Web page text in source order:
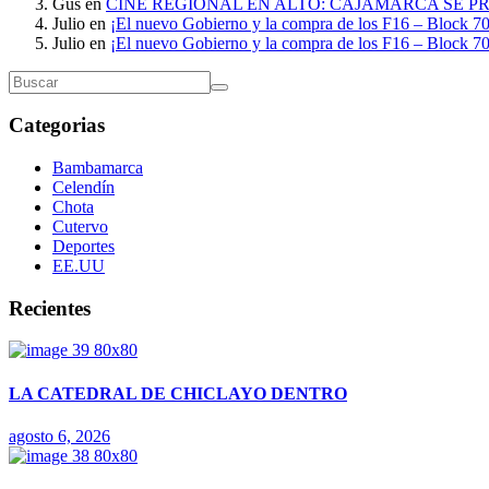
Julio en ¡El nuevo Gobierno y la compra de los F16 – Block
Julio en ¡El nuevo Gobierno y la compra de los F16 – Block
Categorias
Bambamarca
Celendín
Chota
Cutervo
Deportes
EE.UU
Recientes
LA CATEDRAL DE CHICLAYO DENTRO
agosto 6, 2026